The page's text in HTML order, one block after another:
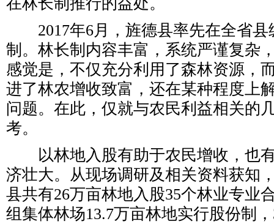
2017年6月，旌德县率先在全省县
制。林长制内容丰富，系统严谨复杂
感觉是，不仅充分利用了森林资源，
进了林农增收致富，还在某种程度上
问题。在此，仅就与农民利益相关的
考。
以林地入股有助于农民增收，也
济壮大。从现场调研及相关资料获知
县共有26万亩林地入股35个林业专业
组集体林场13.7万亩林地实行股份制